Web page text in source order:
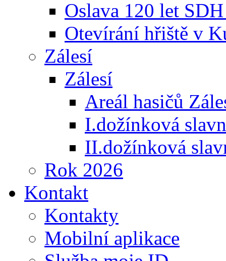
Oslava 120 let
Otevírání hřiště v
Zálesí
Zálesí
Areál hasičů
I.dožínková
II.dožínková
Rok 2026
Kontakt
Kontakty
Mobilní aplikace